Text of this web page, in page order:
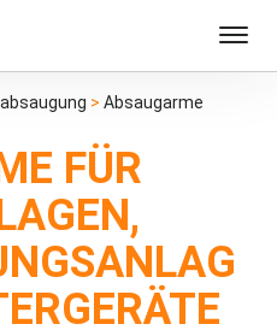
> Absaugarme
FÜR